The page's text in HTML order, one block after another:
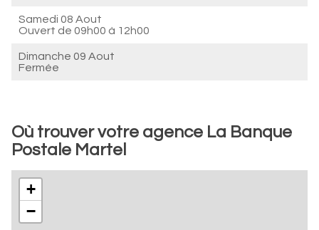
Samedi 08 Aout
Ouvert de 09h00 à 12h00
Dimanche 09 Aout
Fermée
Où trouver votre agence La Banque
Postale Martel
+
−